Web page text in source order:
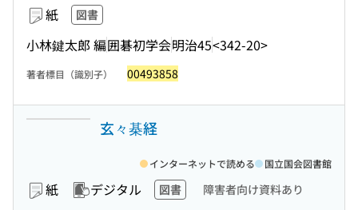
紙 図書
小林鍵太郎 編囲碁初学会明治45<342-20>
著者標目（識別子） 00493858
玄々棊経
紙 デジタル 図書 障害者向け資料あり
インターネットで読める 国立国会図書館